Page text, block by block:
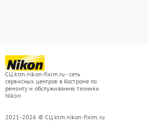
СЦ ktm.nikon-fixim.ru - сеть
сервисных центров в Костроме по
ремонту и обслуживанию техники
Nikon
2021-2026 © СЦ ktm.nikon-fixim.ru